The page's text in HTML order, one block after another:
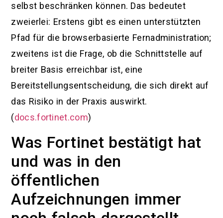
selbst beschränken können. Das bedeutet
zweierlei: Erstens gibt es einen unterstützten
Pfad für die browserbasierte Fernadministration;
zweitens ist die Frage, ob die Schnittstelle auf
breiter Basis erreichbar ist, eine
Bereitstellungsentscheidung, die sich direkt auf
das Risiko in der Praxis auswirkt.
(docs.fortinet.com)
Was Fortinet bestätigt hat
und was in den
öffentlichen
Aufzeichnungen immer